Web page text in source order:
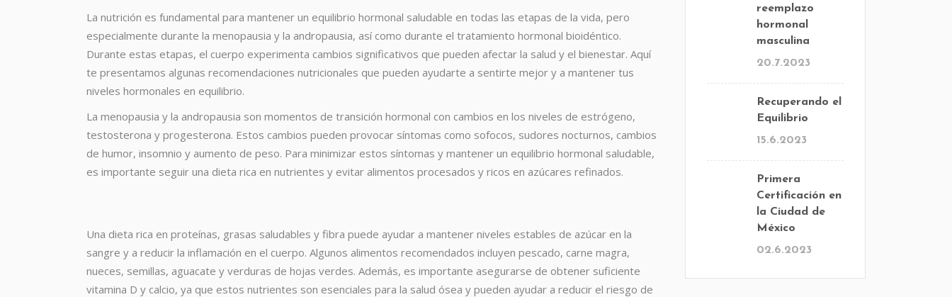
La nutrición es fundamental para mantener un equilibrio hormonal saludable en todas las etapas de la vida, pero
especialmente durante la menopausia y la andropausia, así como durante el tratamiento hormonal bioidéntico.
Durante estas etapas, el cuerpo experimenta cambios significativos que pueden afectar la salud y el bienestar. Aquí
te presentamos algunas recomendaciones nutricionales que pueden ayudarte a sentirte mejor y a mantener tus
niveles hormonales en equilibrio.
La menopausia y la andropausia son momentos de transición hormonal con cambios en los niveles de estrógeno,
testosterona y progesterona. Estos cambios pueden provocar síntomas como sofocos, sudores nocturnos, cambios
de humor, insomnio y aumento de peso. Para minimizar estos síntomas y mantener un equilibrio hormonal saludable,
es importante seguir una dieta rica en nutrientes y evitar alimentos procesados y ricos en azúcares refinados.
Una dieta rica en proteínas, grasas saludables y fibra puede ayudar a mantener niveles estables de azúcar en la
sangre y a reducir la inflamación en el cuerpo. Algunos alimentos recomendados incluyen pescado, carne magra,
nueces, semillas, aguacate y verduras de hojas verdes. Además, es importante asegurarse de obtener suficiente
vitamina D y calcio, ya que estos nutrientes son esenciales para la salud ósea y pueden ayudar a reducir el riesgo de
reemplazo
hormonal
masculina
20.7.2023
Recuperando el
Equilibrio
15.6.2023
Primera
Certificación en
la Ciudad de
México
02.6.2023